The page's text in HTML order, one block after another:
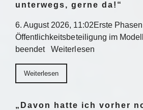
unterwegs, gerne da!“
6. August 2026, 11:02Erste
Öffentlichkeitsbeteiligung im
beendet Weiterlesen
Weiterlesen
„Davon hatte ich vorher